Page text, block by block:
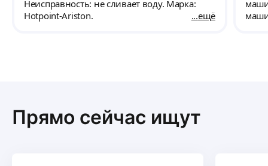
Неисправность: не сливает воду. Марка:
Hotpoint-Ariston.
ещё
Прямо сейчас ищут